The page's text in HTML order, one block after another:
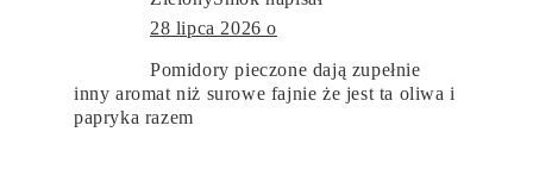
28 lipca 2026 o
Pomidory pieczone dają zupełnie
inny aromat niż surowe fajnie że jest ta oliwa i
papryka razem